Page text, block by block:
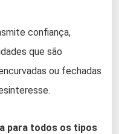
confiança,
que são
ou fechadas
para todos os tipos